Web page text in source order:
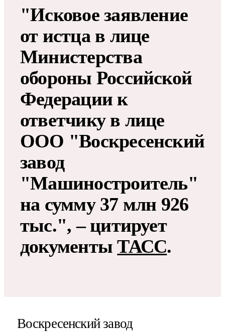
"Исковое заявление
от истца в лице
Министерства
обороны Российской
Федерации к
ответчику в лице
ООО "Воскресенский
завод
"Машиностроитель"
на сумму 37 млн 926
тыс.", – цитирует
документыТАСС.
Воскресенский завод